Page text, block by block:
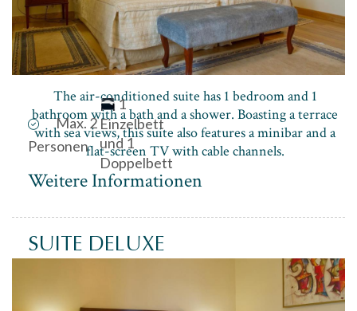
Max. 2
Personen
1
Einzelbett
und 1
Doppelbett
The air-conditioned suite has 1 bedroom and 1
bathroom with a bath and a shower. Boasting a terrace
with sea views, this suite also features a minibar and a
flat-screen TV with cable channels.
Weitere Informationen
SUITE DELUXE